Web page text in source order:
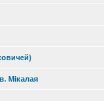
Мiкалая